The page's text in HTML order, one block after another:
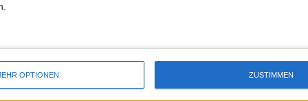
OPTIONEN ZUSTIMMEN
dass sie im Fall des
Vereinbarung zur Beilegung des
eine dreimonatige Sperre für einen
der dazu führte, dass er im März
getestet wurde", heißt es in